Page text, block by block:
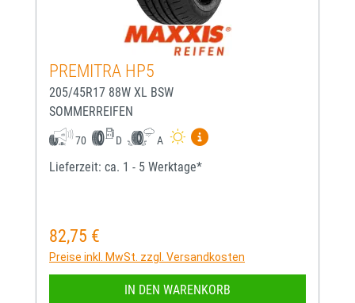
PREMITRA HP5
205/45R17 88W XL BSW
SOMMERREIFEN
70 D A
Mehr Informationen zum
Lieferzeit: ca. 1 - 5 Werktage*
Regulärer Preis:
82,75 €
Preise inkl. MwSt. zzgl. Versandkosten
IN DEN WARENKORB